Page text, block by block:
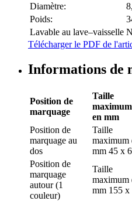
Diamètre:
Poids:
Lavable au lave–vaisselle
Télécharger le PDF de
Informations de
Position de
marquage
Taille
maximum
en mm
Position de
marquage au
dos
Taille
maximum
mm 45 x
Position de
marquage
autour (1
couleur)
Taille
maximum
mm 155 x